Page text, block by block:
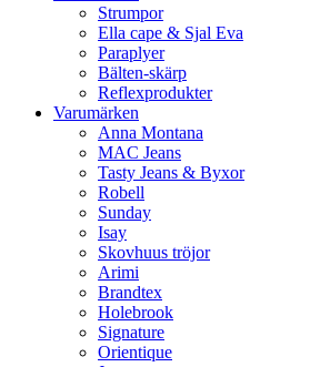
Strumpor
Ella cape & Sjal Eva
Paraplyer
Bälten-skärp
Reflexprodukter
Varumärken
Anna Montana
MAC Jeans
Tasty Jeans & Byxor
Robell
Sunday
Isay
Skovhuus tröjor
Arimi
Brandtex
Holebrook
Signature
Orientique